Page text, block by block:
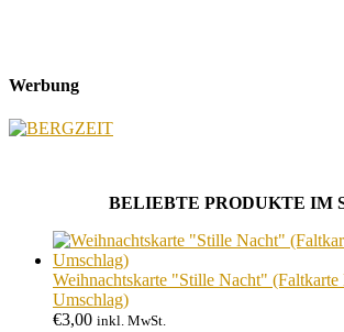
Werbung
BELIEBTE PRODUKTE IM
Weihnachtskarte "Stille Nacht"
Umschlag)
€3,00 inkl. MwSt.